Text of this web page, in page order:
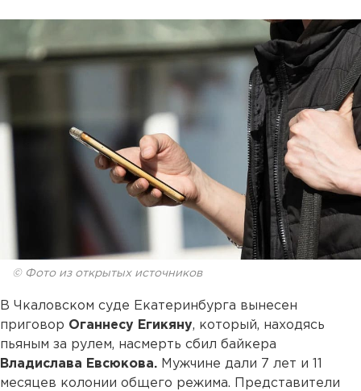
© Фото из открытых источников
В Чкаловском суде Екатеринбурга вынесен
приговор Оганнесу Егикяну, который, находясь
пьяным за рулем, насмерть сбил байкера
Владислава Евсюкова. Мужчине дали 7 лет и 11
месяцев колонии общего режима. Представители